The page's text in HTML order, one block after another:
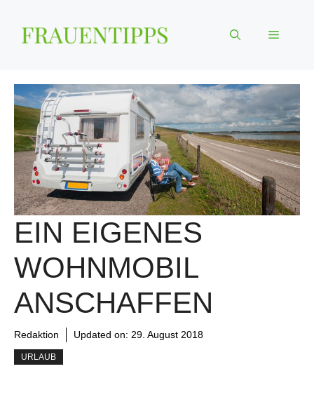
Inhalt
springen
Menü
EIN EIGENES
WOHNMOBIL
ANSCHAFFEN
Redaktion Updated on: 29. August 2018
URLAUB